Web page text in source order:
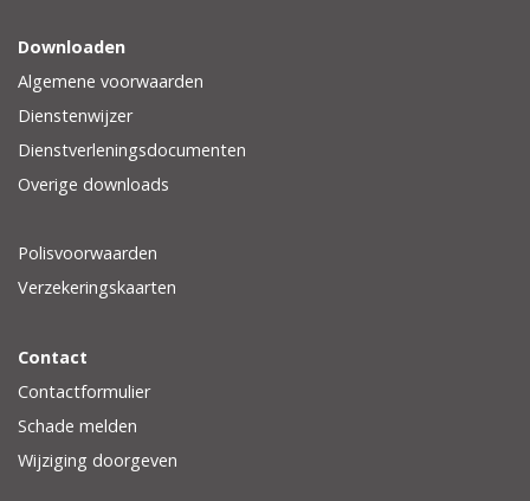
Downloaden
Algemene voorwaarden
Dienstenwijzer
Dienstverleningsdocumenten
Overige downloads
Polisvoorwaarden
Verzekeringskaarten
Contact
Contactformulier
Schade melden
Wijziging doorgeven